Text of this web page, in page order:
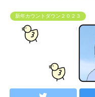
新年カウントダウン２０２３